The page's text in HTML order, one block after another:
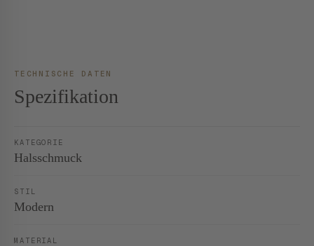
TECHNISCHE DATEN
Spezifikation
KATEGORIE
Halsschmuck
STIL
Modern
MATERIAL